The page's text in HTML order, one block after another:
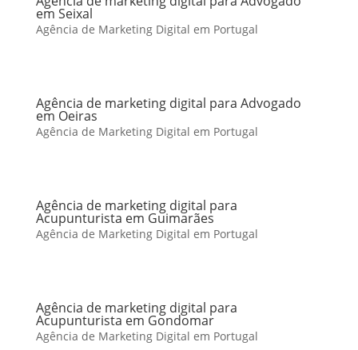
em Seixal
Agência de Marketing Digital em Portugal
Agência de marketing digital para Advogado
em Oeiras
Agência de Marketing Digital em Portugal
Agência de marketing digital para
Acupunturista em Guimarães
Agência de Marketing Digital em Portugal
Agência de marketing digital para
Acupunturista em Gondomar
Agência de Marketing Digital em Portugal